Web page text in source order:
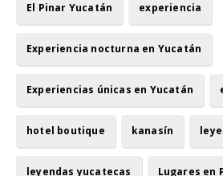
El Pinar Yucatán experiencia
Experiencia nocturna en Yucatán
Experiencias únicas en Yucatán
hotel boutique kanasín
leyendas yucatecas Lugares en